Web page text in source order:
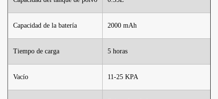
Capacidad de la batería 2000 mAh
Tiempo de carga 5 horas
Vacío 11-25 KPA